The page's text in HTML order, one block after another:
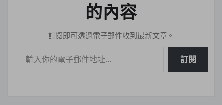
的內容
訂閱即可透過電子郵件收到最新文章。
訂閱